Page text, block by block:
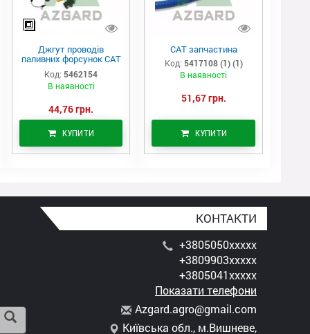
Джгут проводів
паливних форсунок CAT
C7/C9 (546-2154)
Код: 5462154
В наявності
44,76 грн.
КУПИТИ
САТ запчастина
Код: 5417108 (1) (1)
В наявності
51,67 грн.
КУПИТИ
КОНТАКТИ
+3805050xxxxx
+3809903xxxxx
+3805041xxxxx
Показати телефони
Azgard.agro@gmail.com
Київська обл., м.Вишневе,